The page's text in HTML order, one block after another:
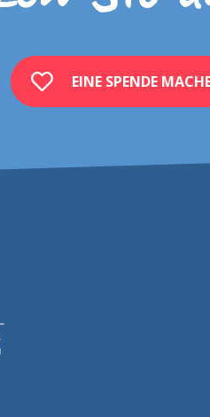
EINE SPENDE